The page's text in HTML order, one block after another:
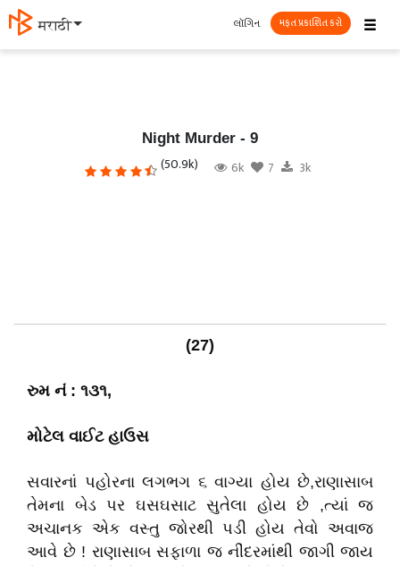
मराठी ☰
લૉગિન મફત પ્રકાશિત કરો
Night Murder - 9
(50.9k) 6k 7 3k
(27)
રુમ નં : ૧૩૧,
મોટેલ વાઈટ હાઉસ
સવારનાં પહોરના લગભગ ૬ વાગ્યા હોય છે,રાણાસાબ
તેમના બેડ પર ઘસઘસાટ સુતેલા હોય છે ,ત્યાં જ
અચાનક એક વસ્તુ જોરથી પડી હોય તેવો અવાજ
આવે છે ! રાણાસાબ સફાળા જ નીંદરમાંથી જાગી જાય